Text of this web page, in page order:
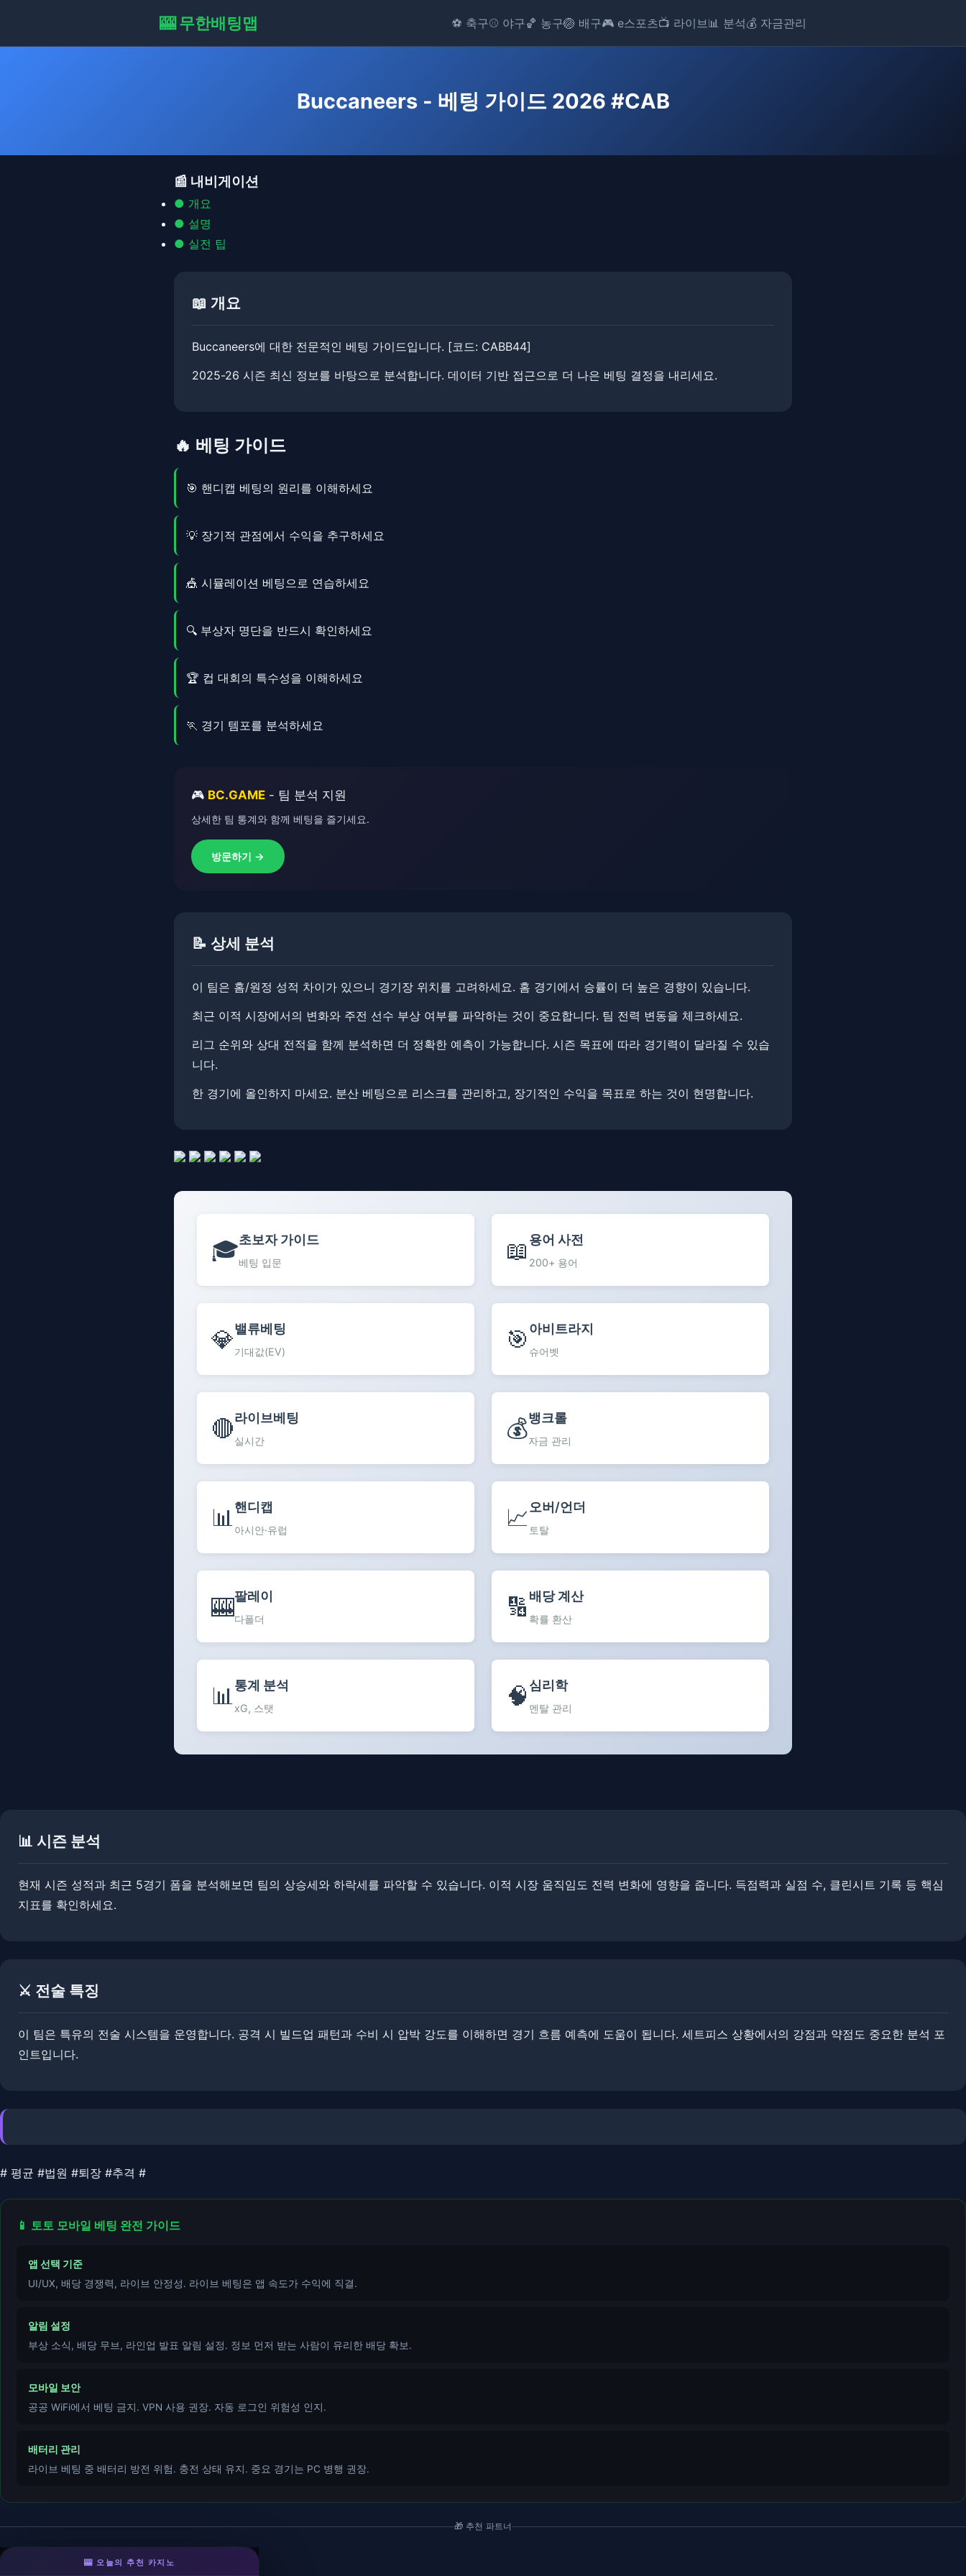
🎰 무한배팅맵 ⚽ 축구⚾ 야구🏀 농구🏐 배구🎮 e스포츠📺 라이브📊 분석💰 자금관리
Buccaneers - 베팅 가이드 2026 #CAB
📰 내비게이션
● 개요
● 설명
● 실전 팁
📖 개요
Buccaneers에 대한 전문적인 베팅 가이드입니다. ​​[코드: CABB44]
2025-26 시즌 최신 정보를 바탕으로 분석합니다. ​​데이터 기반 접근으로 더 나은 베팅 결정을 내리세요.
🔥 베팅 가이드
🎯 핸디캡 베팅의 원리를 이해하세요
💡 장기적 관점에서 수익을 추구하세요
🎪 시뮬레이션 베팅으로 연습하세요
🔍 부상자 명단을 반드시 확인하세요
🏆 컵 대회의 특수성을 이해하세요
🏃 경기 템포를 분석하세요
🎮 BC.GAME - 팀 분석 지원
상세한 팀 통계와 함께 베팅을 즐기세요.
방문하기 →
📝 상세 분석
이 팀은 홈/원정 성적 차이가 있으니 경기장 위치를 고려하세요. ​홈 경기에서 승률이 더 높은 경향이 있습니다.
최근 이적 시장에서의 변화와 주전 선수 부상 여부를 파악하는 것이 중요합니다. ​팀 전력 변동을 체크하세요.
리그 순위와 상대 전적을 함께 분석하면 더 정확한 예측이 가능합니다. ​​시즌 목표에 따라 경기력이 달라질 수 있습
니다.
한 경기에 올인하지 마세요. ​​분산 베팅으로 리스크를 관리하고, 장기적인 수익을 목표로 하는 것이 현명합니다.
🎓초보자 가이드
베팅 입문 📖 용어 사전
200+ 용어
💎밸류베팅
기대값(EV) 🎯 아비트라지
슈어벳
🔴라이브베팅
실시간 💰뱅크롤
자금 관리
📊 핸디캡
아시안·유럽 📈오버/언더
토탈
🎰팔레이
다폴더 🔢 배당 계산
확률 환산
📊 통계 분석
xG, 스탯 🧠 심리학
멘탈 관리
📊 시즌 분석
현재 시즌 성적과 최근 5경기 폼을 분석해보면 팀의 상승세와 하락세를 파악할 수 있습니다. ​​이적 시장 움직임도 전력 변화에 영향을 줍니다. ​​득점력과 실점 수, 클린시트 기록 등 핵심
지표를 확인하세요.
⚔️ 전술 특징
이 팀은 특유의 전술 시스템을 운영합니다. ​​공격 시 빌드업 패턴과 수비 시 압박 강도를 이해하면 경기 흐름 예측에 도움이 됩니다. 세트피스 상황에서의 강점과 약점도 중요한 분석 포
인트입니다.
# 평균 #법원 #퇴장 #추격 #
📱 토토 모바일 베팅 완전 가이드
앱 선택 기준
UI/UX, 배당 경쟁력, 라이브 안정성. 라이브 베팅은 앱 속도가 수익에 직결.
알림 설정
부상 소식, 배당 무브, 라인업 발표 알림 설정. 정보 먼저 받는 사람이 유리한 배당 확보.
모바일 보안
공공 WiFi에서 베팅 금지. VPN 사용 권장. 자동 로그인 위험성 인지.
배터리 관리
라이브 베팅 중 배터리 방전 위험. 충전 상태 유지. 중요 경기는 PC 병행 권장.
🎁 추천 파트너
🎰 오늘의 추천 카지노